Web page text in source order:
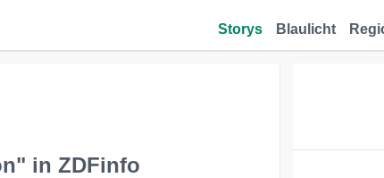
Storys Blaulicht
in ZDFinfo